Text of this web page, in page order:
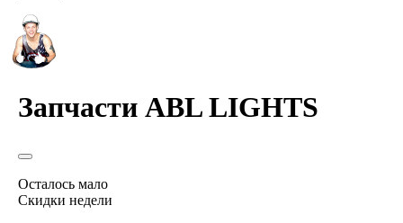
Запчасти ABL LIGHTS
Осталось мало
Скидки недели